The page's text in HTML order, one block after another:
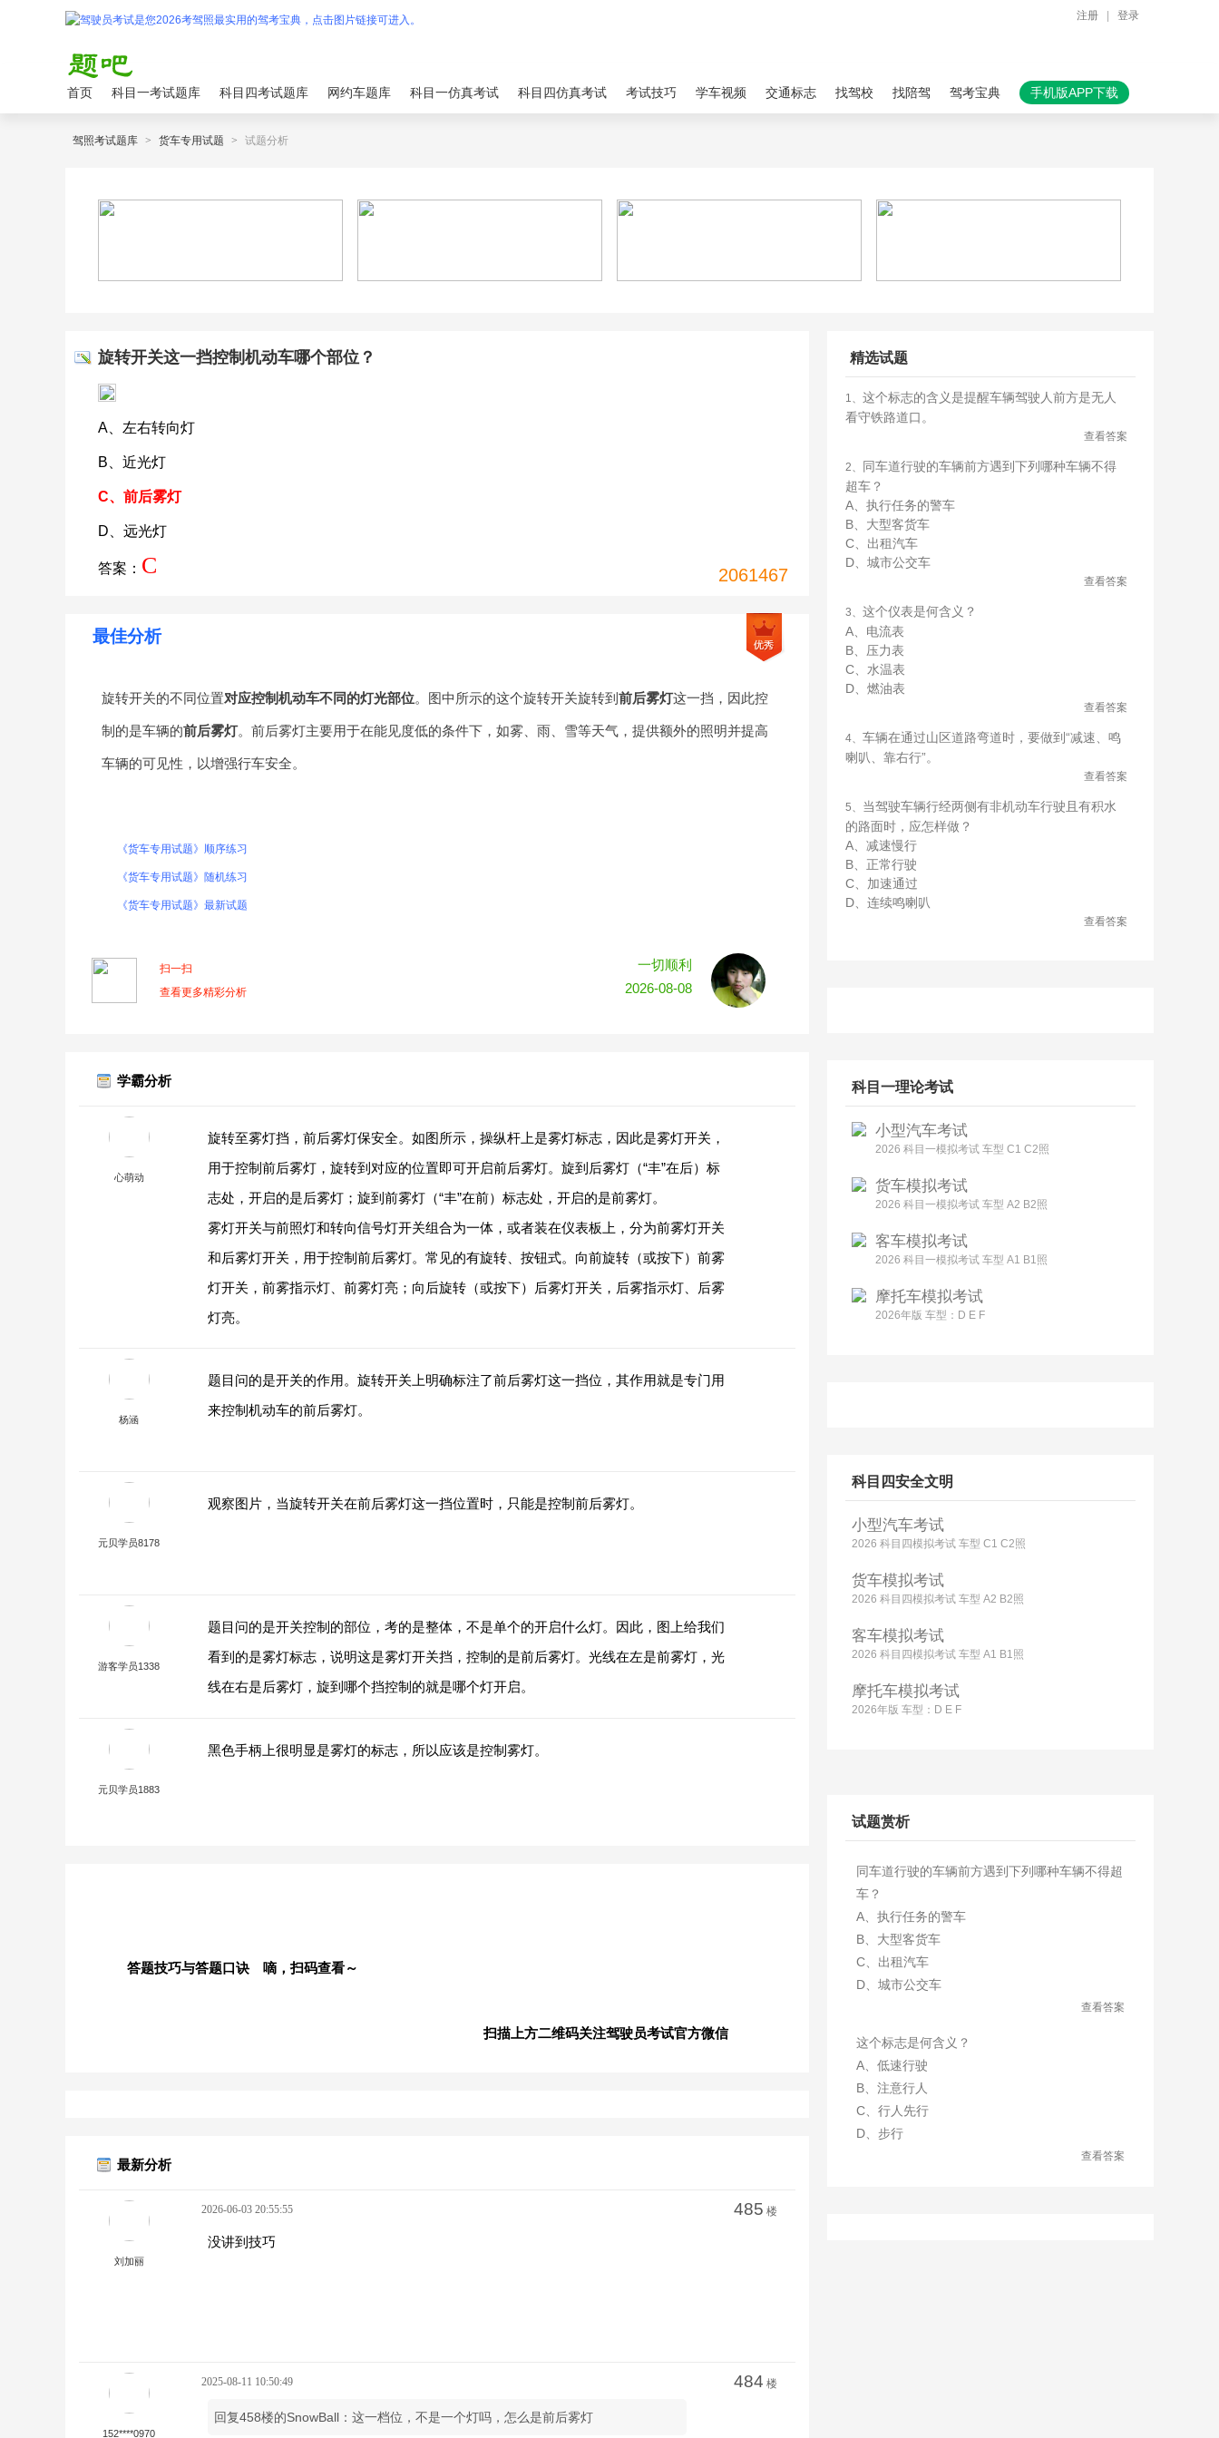
注册 登录
首页 科目一考试题库 科目四考试题库 网约车题库 科目一仿真考试 科目四仿真考试 考试技巧 学车视频 交通标志 找驾校 找陪驾 驾考宝典 手机版APP下载
驾照考试题库 > 货车专用试题 > 试题分析
旋转开关这一挡控制机动车哪个部位？
A、左右转向灯
B、近光灯
C、前后雾灯
D、远光灯
答案： C 2061467
最佳分析
旋转开关的不同位置对应控制机动车不同的灯光部位。图中所示的这个旋转开关旋转到 前后雾灯这一挡，因此控
制的是车辆的前后雾灯。前后雾灯主要用于在能见度低的条件下，如雾、雨、雪等天气，提供额外的照明并提高
车辆的可见性，以增强行车安全。
《货车专用试题》顺序练习
《货车专用试题》随机练习
《货车专用试题》最新试题
扫一扫
查看更多精彩分析
一切顺利
2026-08-08
学霸分析
心萌动
旋转至雾灯挡，前后雾灯保安全。如图所示，操纵杆上是雾灯标志，因此是雾灯开关，
用于控制前后雾灯，旋转到对应的位置即可开启前后雾灯。旋到后雾灯（“丰”在后）标
志处，开启的是后雾灯；旋到前雾灯（“丰”在前）标志处，开启的是前雾灯。
雾灯开关与前照灯和转向信号灯开关组合为一体，或者装在仪表板上，分为前雾灯开关
和后雾灯开关，用于控制前后雾灯。常见的有旋转、按钮式。向前旋转（或按下）前雾
灯开关，前雾指示灯、前雾灯亮；向后旋转（或按下）后雾灯开关，后雾指示灯、后雾
灯亮。
杨涵
题目问的是开关的作用。旋转开关上明确标注了前后雾灯这一挡位，其作用就是专门用
来控制机动车的前后雾灯。
元贝学员8178
观察图片，当旋转开关在前后雾灯这一挡位置时，只能是控制前后雾灯。
游客学员1338
题目问的是开关控制的部位，考的是整体，不是单个的开启什么灯。因此，图上给我们
看到的是雾灯标志，说明这是雾灯开关挡，控制的是前后雾灯。光线在左是前雾灯，光
线在右是后雾灯，旋到哪个挡控制的就是哪个灯开启。
元贝学员1883
黑色手柄上很明显是雾灯的标志，所以应该是控制雾灯。
答题技巧与答题口诀 嘀，扫码查看～
扫描上方二维码关注驾驶员考试官方微信
最新分析
刘加丽
2026-06-03 20:55:55 485 楼
没讲到技巧
152****0970
2025-08-11 10:50:49 484 楼
回复458楼的SnowBall：这一档位，不是一个灯吗，怎么是前后雾灯
精选试题
1、 这个标志的含义是提醒车辆驾驶人前方是无人
看守铁路道口。
查看答案
2、
同车道行驶的车辆前方遇到下列哪种车辆不得
超车？
A、执行任务的警车
B、大型客货车
C、出租汽车
D、城市公交车
查看答案
3、 这个仪表是何含义？
A、电流表
B、压力表
C、水温表
D、燃油表
查看答案
4、 车辆在通过山区道路弯道时，要做到“减速、鸣
喇叭、靠右行”。
查看答案
5、 当驾驶车辆行经两侧有非机动车行驶且有积水
的路面时，应怎样做？
A、减速慢行
B、正常行驶
C、加速通过
D、连续鸣喇叭
查看答案
科目一理论考试
小型汽车考试
2026 科目一模拟考试 车型 C1 C2照
货车模拟考试
2026 科目一模拟考试 车型 A2 B2照
客车模拟考试
2026 科目一模拟考试 车型 A1 B1照
摩托车模拟考试
2026年版 车型：D E F
科目四安全文明
小型汽车考试
2026 科目四模拟考试 车型 C1 C2照
货车模拟考试
2026 科目四模拟考试 车型 A2 B2照
客车模拟考试
2026 科目四模拟考试 车型 A1 B1照
摩托车模拟考试
2026年版 车型：D E F
试题赏析
同车道行驶的车辆前方遇到下列哪种车辆不得超
车？
A、执行任务的警车
B、大型客货车
C、出租汽车
D、城市公交车
查看答案
这个标志是何含义？
A、低速行驶
B、注意行人
C、行人先行
D、步行
查看答案